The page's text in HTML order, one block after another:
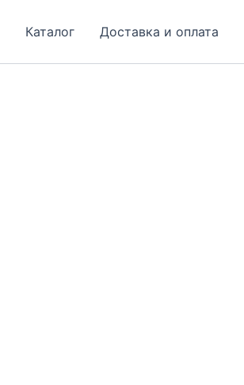
Каталог Доставка и оплата